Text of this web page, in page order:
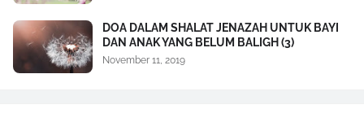
DOA DALAM SHALAT JENAZAH UNTUK BAYI
DAN ANAK YANG BELUM BALIGH (3)
November 11, 2019